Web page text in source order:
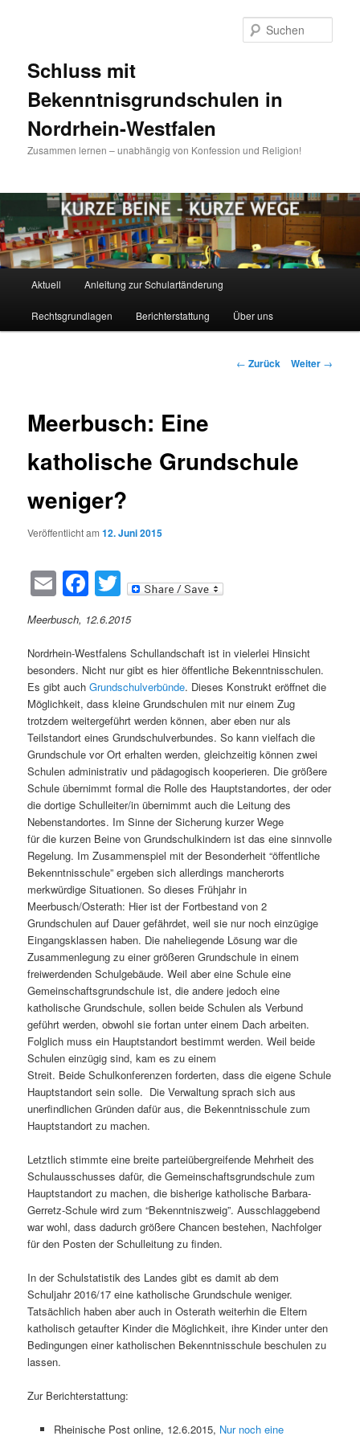
Schluss mit
Bekenntnisgrundschulen in
Nordrhein-Westfalen
Zusammen lernen – unabhängig von Konfession und Religion!
Aktuell Anleitung zur Schulartänderung
Rechtsgrundlagen Berichterstattung Über uns
Beitragsnavigation
← Zurück Weiter →
Meerbusch: Eine
katholische Grundschule
weniger?
Veröffentlicht am12. Juni 2015
EmailFacebook
Twitter
Meerbusch, 12.6.2015
Nordrhein-Westfalens Schullandschaft ist in vielerlei Hinsicht
besonders. Nicht nur gibt es hier öffentliche Bekenntnisschulen.
Es gibt auchGrundschulverbünde. Dieses Konstrukt eröffnet die
Möglichkeit, dass kleine Grundschulen mit nur einem Zug
trotzdem weitergeführt werden können, aber eben nur als
Teilstandort eines Grundschulverbundes. So kann vielfach die
Grundschule vor Ort erhalten werden, gleichzeitig können zwei
Schulen administrativ und pädagogisch kooperieren. Die größere
Schule übernimmt formal die Rolle des Hauptstandortes, der oder
die dortige Schulleiter/in übernimmt auch die Leitung des
Nebenstandortes. Im Sinne der Sicherung kurzer Wege
für die kurzen Beine von Grundschulkindern ist das eine sinnvolle
Regelung. Im Zusammenspiel mit der Besonderheit “öffentliche
Bekenntnisschule” ergeben sich allerdings mancherorts
merkwürdige Situationen. So dieses Frühjahr in
Meerbusch/Osterath: Hier ist der Fortbestand von 2
Grundschulen auf Dauer gefährdet, weil sie nur noch einzügige
Eingangsklassen haben. Die naheliegende Lösung war die
Zusammenlegung zu einer größeren Grundschule in einem
freiwerdenden Schulgebäude. Weil aber eine Schule eine
Gemeinschaftsgrundschule ist, die andere jedoch eine
katholische Grundschule, sollen beide Schulen als Verbund
geführt werden, obwohl sie fortan unter einem Dach arbeiten.
Folglich muss ein Hauptstandort bestimmt werden. Weil beide
Schulen einzügig sind, kam es zu einem
Streit. Beide Schulkonferenzen forderten, dass die eigene Schule
Hauptstandort sein solle. Die Verwaltung sprach sich aus
unerfindlichen Gründen dafür aus, die Bekenntnisschule zum
Hauptstandort zu machen.
Letztlich stimmte eine breite parteiübergreifende Mehrheit des
Schulausschusses dafür, die Gemeinschaftsgrundschule zum
Hauptstandort zu machen, die bisherige katholische Barbara-
Gerretz-Schule wird zum “Bekenntniszweig”. Ausschlaggebend
war wohl, dass dadurch größere Chancen bestehen, Nachfolger
für den Posten der Schulleitung zu finden.
In der Schulstatistik des Landes gibt es damit ab dem
Schuljahr 2016/17 eine katholische Grundschule weniger.
Tatsächlich haben aber auch in Osterath weiterhin die Eltern
katholisch getaufter Kinder die Möglichkeit, ihre Kinder unter den
Bedingungen einer katholischen Bekenntnisschule beschulen zu
lassen.
Zur Berichterstattung:
Rheinische Post online, 12.6.2015, Nur noch eine